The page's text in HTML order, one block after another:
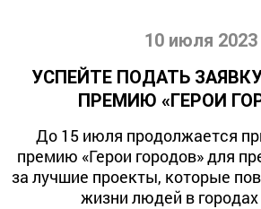
10 июля 2023
УСПЕЙТЕ ПОДАТЬ
ПРЕМИЮ «ГЕРОИ
До 15 июля продолжается
премию «Герои городов» для
за лучшие проекты, которые
жизни людей в